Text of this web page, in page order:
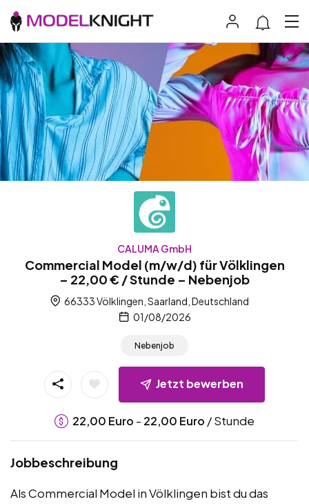
CALUMA GmbH
Commercial Model (m/w/d) für Völklingen
– 22,00 € / Stunde – Nebenjob
66333 Völklingen, Saarland, Deutschland
01/08/2026
Nebenjob
Jetzt bewerben
22,00 Euro - 22,00 Euro / Stunde
Jobbeschreibung
Als Commercial Model in Völklingen bist du das